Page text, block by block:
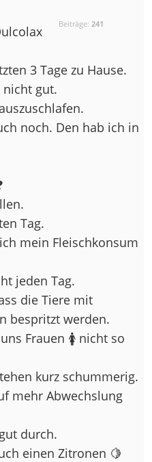
Beiträge: 241
3 Tage zu Hause.
gut.
noch. Den hab ich in
Tag.
mein Fleischkonsum
jeden Tag.
die Tiere mit
bespritzt werden.
Frauen 🚺 nicht so
kurz schummerig.
mehr Abwechslung
durch.
einen Zitronen 🍋